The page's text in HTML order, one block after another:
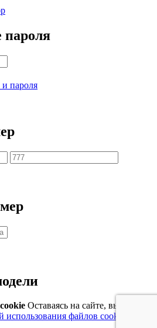
пароля
пароля
Оставаясь на сайте, вы
использования файлов cookie